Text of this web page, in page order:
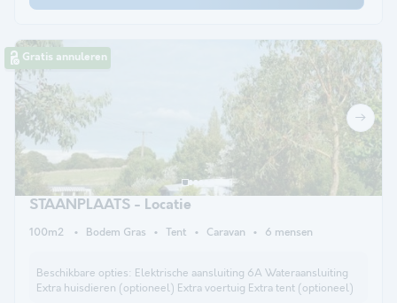
Gratis annuleren
STAANPLAATS - Locatie
100m2 Bodem Gras Tent Caravan 6 mensen
Beschikbare opties: Elektrische aansluiting 6A Wateraansluiting
Extra huisdieren (optioneel) Extra voertuig Extra tent (optioneel)